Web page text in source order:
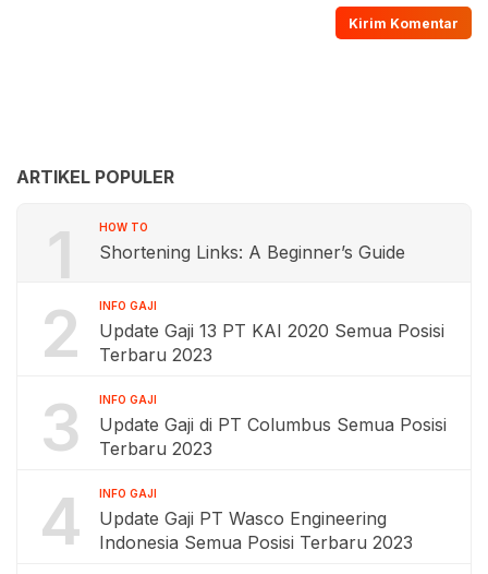
ARTIKEL POPULER
1 HOW TO
Shortening Links: A Beginner’s Guide
2 INFO GAJI
Update Gaji 13 PT KAI 2020 Semua Posisi
Terbaru 2023
3 INFO GAJI
Update Gaji di PT Columbus Semua Posisi
Terbaru 2023
4 INFO GAJI
Update Gaji PT Wasco Engineering
Indonesia Semua Posisi Terbaru 2023